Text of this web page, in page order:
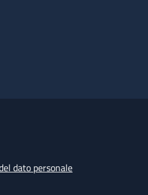
dato personale